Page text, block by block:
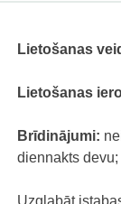
Lietošanas
Lietošanas
Brīdinājumi:
diennakts
Uzglabāt